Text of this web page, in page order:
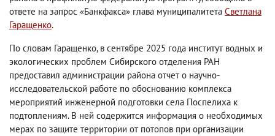
ответе на запрос «Банкфакса» глава муниципалитета Светлана
Гаращенко.
По словам Гаращенко, в сентябре 2025 года институт водных и
экологических проблем Сибирского отделения РАН
предоставил администрации района отчет о научно-
исследовательской работе по обоснованию комплекса
мероприятий инженерной подготовки села Поспелиха к
подтоплениям. В ней содержится информация о необходимых
мерах по защите территории от потопов при организации